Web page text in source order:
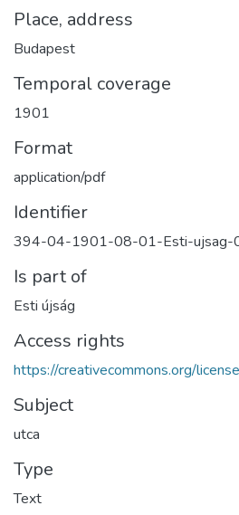
Place, address
Budapest
Temporal coverage
1901
Format
application/pdf
Identifier
394-04-1901-08-01-Esti-ujsag-
Is part of
Esti újság
Access rights
https://creativecommons.org/
Subject
utca
Type
Text